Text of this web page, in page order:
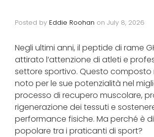
Posted by Eddie Roohan on July 8, 2026
Negli ultimi anni, il peptide di rame
attirato l’attenzione di atleti e
settore sportivo. Questo composto
noto per le sue potenzialità nel
processo di recupero muscolare,
rigenerazione dei tessuti e
performance fisiche. Ma perché è
popolare tra i praticanti di sport?